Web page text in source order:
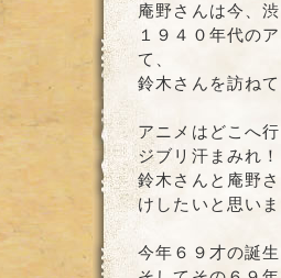
庵野さんは今、
１９４０年代の
て、
鈴木さんを訪ねて
アニメはどこへ
ジブリ汗まみれ
鈴木さんと庵野
けしたいと思いま
今年６９才の誕